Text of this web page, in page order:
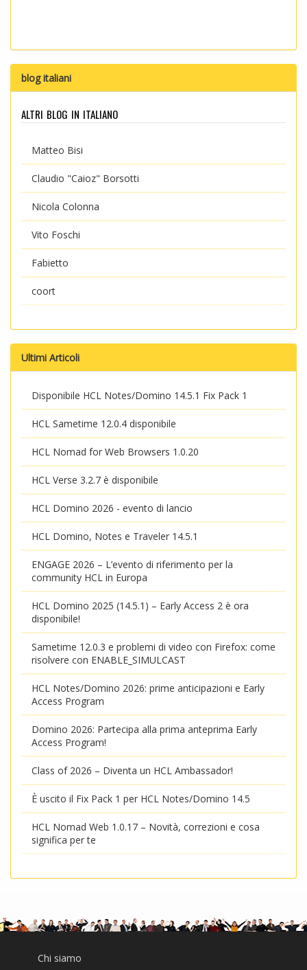
blog italiani
altri blog in italiano
Matteo Bisi
Claudio "Caioz" Borsotti
Nicola Colonna
Vito Foschi
Fabietto
coort
Ultimi Articoli
Disponibile HCL Notes/Domino 14.5.1 Fix Pack 1
HCL Sametime 12.0.4 disponibile
HCL Nomad for Web Browsers 1.0.20
HCL Verse 3.2.7 è disponibile
HCL Domino 2026 - evento di lancio
HCL Domino, Notes e Traveler 14.5.1
ENGAGE 2026 – L’evento di riferimento per la
community HCL in Europa
HCL Domino 2025 (14.5.1) – Early Access 2 è ora
disponibile!
Sametime 12.0.3 e problemi di video con Firefox: come
risolvere con ENABLE_SIMULCAST
HCL Notes/Domino 2026: prime anticipazioni e Early
Access Program
Domino 2026: Partecipa alla prima anteprima Early
Access Program!
Class of 2026 – Diventa un HCL Ambassador!
È uscito il Fix Pack 1 per HCL Notes/Domino 14.5
HCL Nomad Web 1.0.17 – Novità, correzioni e cosa
significa per te
Chi siamo